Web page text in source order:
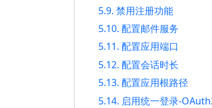
5.9. 禁用注册功能
5.10. 配置邮件服务
5.11. 配置应用端口
5.12. 配置会话时长
5.13. 配置应用根路径
5.14. 启用统一登录-